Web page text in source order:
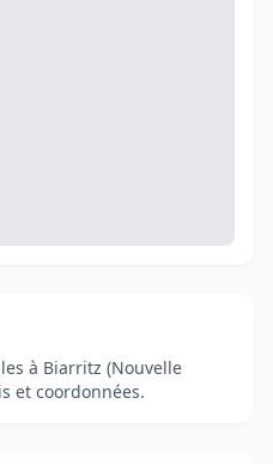
à Biarritz (Nouvelle
et coordonnées.